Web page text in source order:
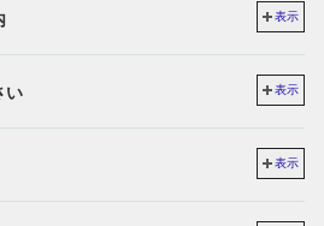
表示
い 表示
表示